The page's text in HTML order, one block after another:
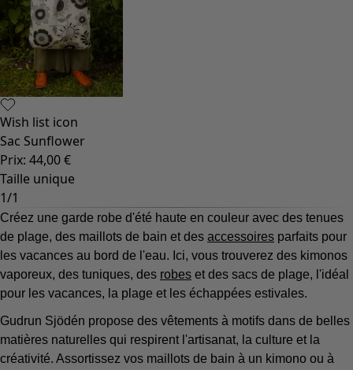
Wish list icon
Sac Sunflower
Prix: 44,00 €
Taille unique
1/1
Créez une garde robe d'été haute en couleur avec des tenues
de plage, des maillots de bain et des accessoires parfaits pour
les vacances au bord de l'eau. Ici, vous trouverez des kimonos
vaporeux, des tuniques, des robes et des sacs de plage, l'idéal
pour les vacances, la plage et les échappées estivales.
Gudrun Sjödén propose des vêtements à motifs dans de belles
matières naturelles qui respirent l'artisanat, la culture et la
créativité. Assortissez vos maillots de bain à un kimono ou à